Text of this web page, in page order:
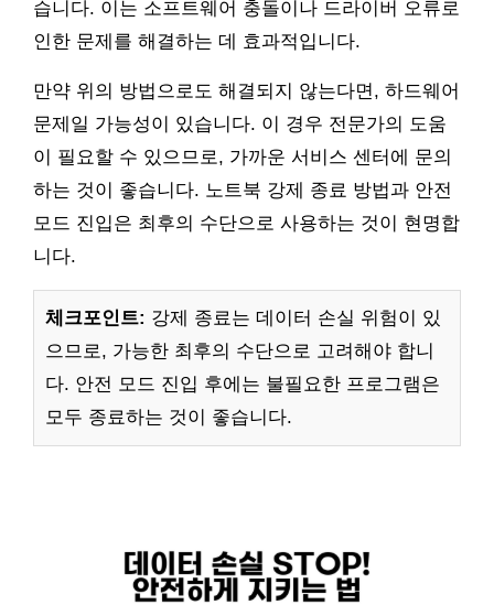
습니다. 이는 소프트웨어 충돌이나 드라이버 오류로
인한 문제를 해결하는 데 효과적입니다.
만약 위의 방법으로도 해결되지 않는다면, 하드웨어
문제일 가능성이 있습니다. 이 경우 전문가의 도움
이 필요할 수 있으므로, 가까운 서비스 센터에 문의
하는 것이 좋습니다. 노트북 강제 종료 방법과 안전
모드 진입은 최후의 수단으로 사용하는 것이 현명합
니다.
체크포인트: 강제 종료는 데이터 손실 위험이 있
으므로, 가능한 최후의 수단으로 고려해야 합니
다. 안전 모드 진입 후에는 불필요한 프로그램은
모두 종료하는 것이 좋습니다.